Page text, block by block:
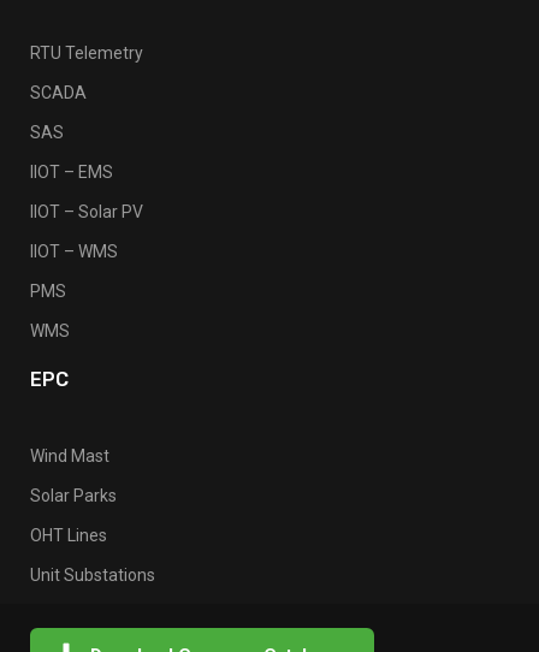
RTU Telemetry
SCADA
SAS
IIOT – EMS
IIOT – Solar PV
IIOT – WMS
PMS
WMS
EPC
Wind Mast
Solar Parks
OHT Lines
Unit Substations